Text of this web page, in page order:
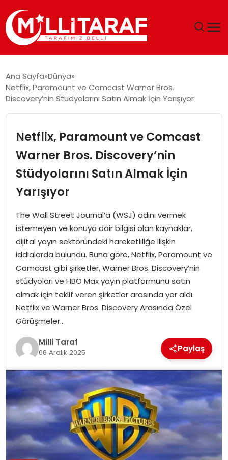
ÖZEL SAYFALAR
SPOR
MAGAZIN
Ana Sayfa Dünya
Netflix, Paramount ve Comcast Warner Bros.
Discovery’nin Stüdyolarını Satın Almak İçin Yarışıyor
Netflix, Paramount ve Comcast
Warner Bros. Discovery’nin
Stüdyolarını Satın Almak İçin
Yarışıyor
The Wall Street Journal’a (WSJ) adını vermek
istemeyen ve konuya dair bilgisi olan kaynaklar,
dijital yayın sektöründeki hareketliliğe ilişkin
iddialarda bulundu. Buna göre, Netflix, Paramount ve
Comcast gibi şirketler, Warner Bros. Discovery’nin
stüdyoları ve HBO Max yayın platformunu satın
almak için teklif veren şirketler arasında yer aldı.
Netflix ve Warner Bros. Discovery Arasında Özel
Görüşmeler…
Milli Taraf
06 Aralık 2025 Paylaş